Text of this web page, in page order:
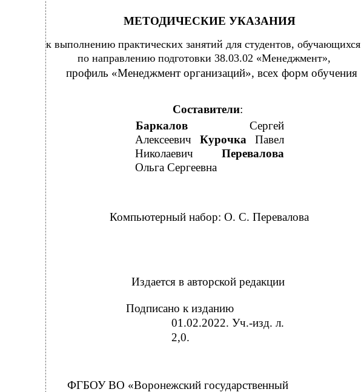
МЕТОДИЧЕСКИЕ УКАЗАНИЯ
к выполнению практических занятий для студентов, обучающихся
по направлению подготовки 38.03.02 «Менеджмент»,
профиль «Менеджмент организаций», всех форм обучения
Составители:
Баркалов Сергей
Алексеевич Курочка Павел
Николаевич Перевалова
Ольга Сергеевна
Компьютерный набор: О. С. Перевалова
Издается в авторской редакции
Подписано к изданию
01.02.2022. Уч.-изд. л.
2,0.
ФГБОУ ВО «Воронежский государственный